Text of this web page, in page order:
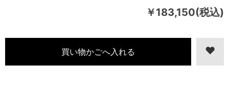
￥183,150(税込)